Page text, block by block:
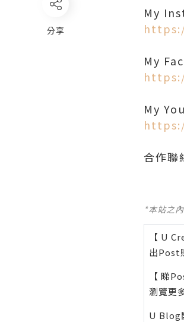
分享
合作
*本站之
【 U
出Post
【 睇
瀏覽更
U Blog